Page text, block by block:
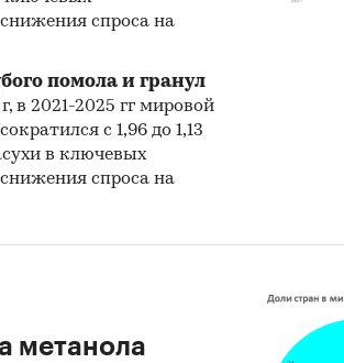
спроса на
помола и гранул
в 2021-2025 гг мировой
с 1,96 до 1,13
в ключевых
спроса на
метанола